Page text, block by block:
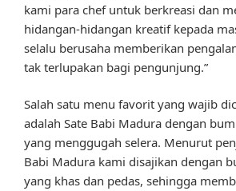
kami para chef untuk berkreasi dan
hidangan-hidangan kreatif kepada
selalu berusaha memberikan
tak terlupakan bagi pengunjung.”
Salah satu menu favorit yang wajib
adalah Sate Babi Madura dengan
yang menggugah selera. Menurut
Babi Madura kami disajikan dengan
yang khas dan pedas, sehingga